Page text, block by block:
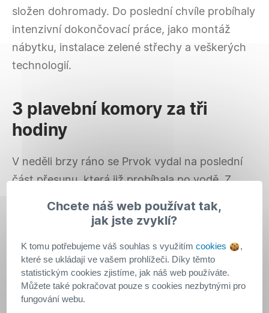
složen dohromady. Do poslední chvíle probíhaly
intenzivní dokončovací práce, jako montáž
nábytku, instalace zelené střechy a veškerých
technologií.
3 plavební komory za tři
hodiny
V neděli brzy ráno se Prvok vydal na poslední
část přesunu, která již probíhala po vodě. Z
Vltavě třemi plavebními komorami. Kolem 11
bude návštěvám otevřen do konce srpna.
Experimentální dům Prvok
Chcete náš web používat tak,
jak jste zvyklí?
K tomu potřebujeme váš souhlas s využitím cookies
,
které se ukládají ve vašem prohlížeči. Díky těmto
statistickým cookies zjistíme, jak náš web používáte.
Můžete také pokračovat pouze s cookies nezbytnými pro
fungování webu.